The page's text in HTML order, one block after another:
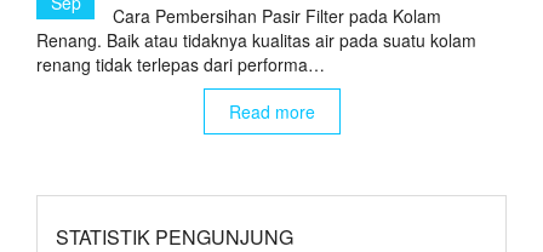
Cara Pembersihan Pasir Filter pada Kolam
Renang. Baik atau tidaknya kualitas air pada suatu kolam
renang tidak terlepas dari performa…
Read more
STATISTIK PENGUNJUNG